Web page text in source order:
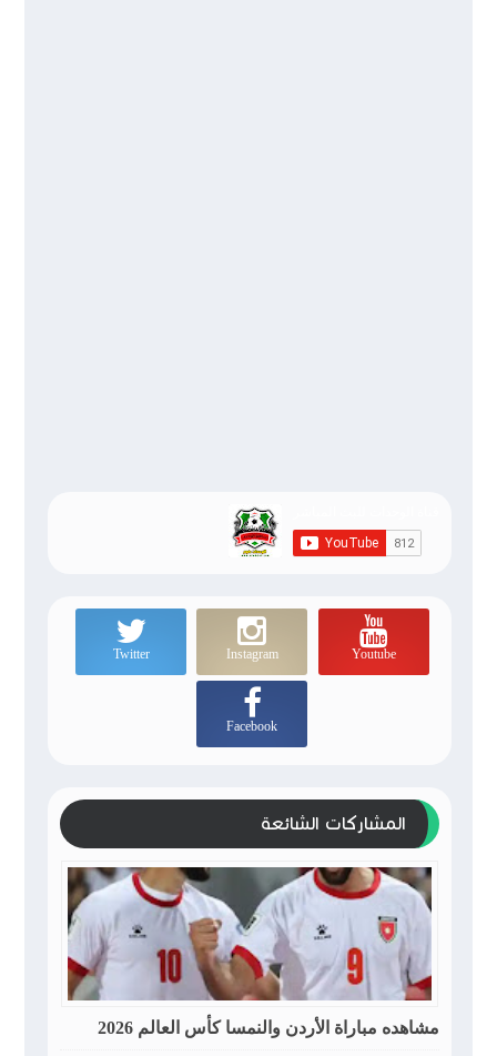
Youtube
Instagram
Twitter
Facebook
المشاركات الشائعة
مشاهده مباراة الأردن والنمسا كأس العالم 2026